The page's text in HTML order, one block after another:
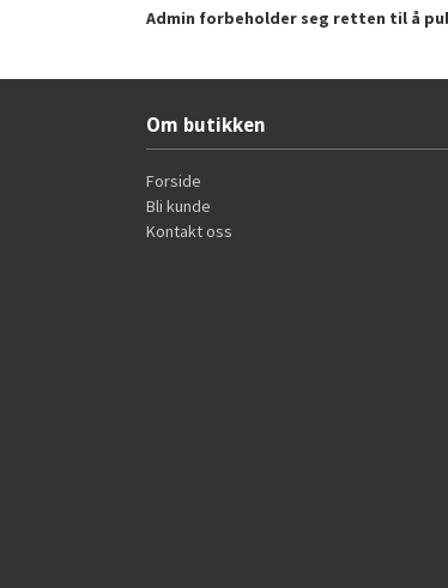
Admin forbeholder seg retten til å
Om butikken
Forside
Bli kunde
Kontakt oss